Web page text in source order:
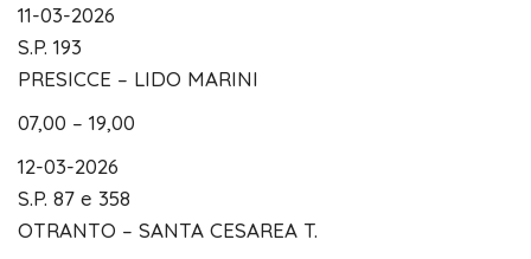
11-03-2026
S.P. 193
PRESICCE – LIDO MARINI
07,00 – 19,00
12-03-2026
S.P. 87 e 358
OTRANTO – SANTA CESAREA T.